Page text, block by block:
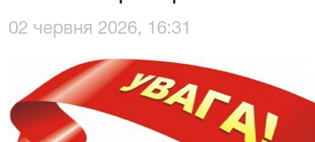
02 червня 2026, 16:31